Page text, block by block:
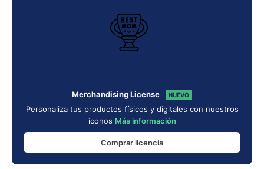
Merchandising License NUEVO
Personaliza tus productos físicos y digitales con nuestros
iconos Más información
Comprar licencia